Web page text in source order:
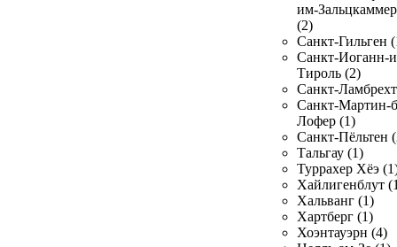
им-
(2)
Санкт-Гильген
Санкт-Иоганн-
Тироль (2)
Санкт-
Санкт-Мартин-
Лофер (1)
Санкт-Пёльтен
Тальгау (1)
Туррахер Хёэ
Хайлигенблут
Хальванг (1)
Хартберг (1)
Хоэнтауэрн (4)